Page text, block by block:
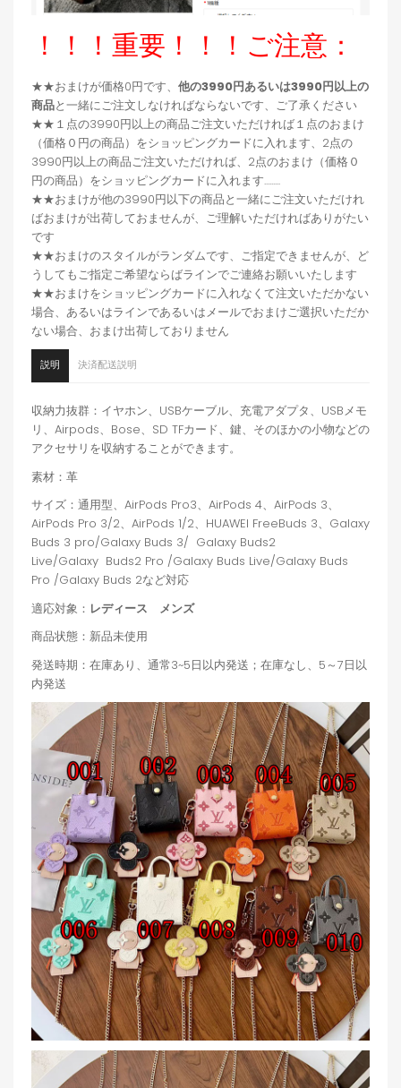
！！！重要！！！ご注意：
★★おまけが価格0円です、 他の3990円あるいは3990円以上の
商品と一緒にご注文しなければならないです、ご了承ください
★★１点の3990円以上の商品ご注文いただければ１点のおまけ
（価格０円の商品）をショッピングカードに入れます、2点の
3990円以上の商品ご注文いただければ、2点のおまけ（価格０
円の商品）をショッピングカードに入れます.........
★★おまけが他の3990円以下の商品と一緒にご注文いただけれ
ばおまけが出荷しておませんが、ご理解いただければありがたい
です
★★おまけのスタイルがランダムです、ご指定できませんが、ど
うしてもご指定ご希望ならばラインでご連絡お願いいたします
★★おまけをショッピングカードに入れなくて注文いただかない
場合、あるいはラインであるいはメールでおまけご選択いただか
ない場合、おまけ出荷しておりません
説明 決済配送説明
収納力抜群：イヤホン、USBケーブル、充電アダプタ、USBメモ
リ、Airpods、Bose、SD TFカード、鍵、そのほかの小物などの
アクセサリを収納することができます。
素材：革
サイズ：通用型、AirPods Pro3、AirPods 4、AirPods 3、
AirPods Pro 3/2、AirPods 1/2、HUAWEI FreeBuds 3、Galaxy
Buds 3 pro/Galaxy Buds 3/ Galaxy Buds2
Live/Galaxy Buds2 Pro /Galaxy Buds Live/Galaxy Buds
Pro /Galaxy Buds 2など対応
適応対象： レディース メンズ
商品状態：新品未使用
発送時期：在庫あり、通常3~5日以内発送；在庫なし、5～7日以
内発送